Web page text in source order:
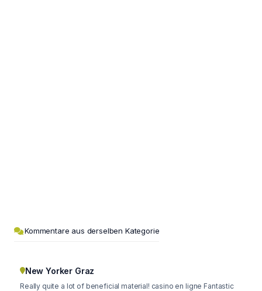
Kommentare aus derselben Kategorie
New Yorker Graz
Really quite a lot of beneficial material! casino en ligne Fantastic